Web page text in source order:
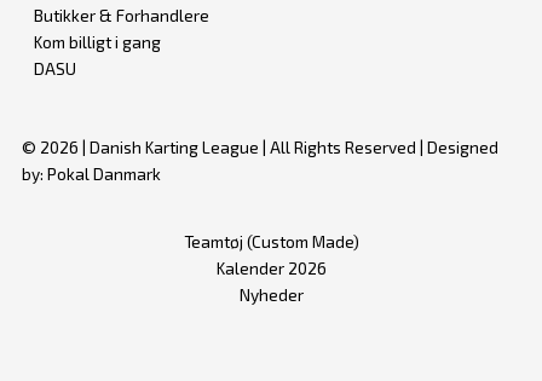
Butikker & Forhandlere
Kom billigt i gang
DASU
© 2026 | Danish Karting League | All Rights Reserved | Designed
by: Pokal Danmark
Teamtøj (Custom Made)
Kalender 2026
Nyheder